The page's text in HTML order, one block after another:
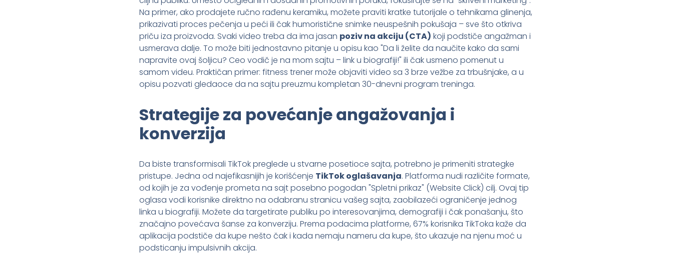
Na primer, ako prodajete ručno rađenu keramiku, možete praviti kratke tutorijale o tehnikama glinenja,
prikazivati proces pečenja u peći ili čak humoristične snimke neuspešnih pokušaja – sve što otkriva
priču iza proizvoda. Svaki video treba da ima jasan poziv na akciju (CTA) koji podstiče angažman i
usmerava dalje. To može biti jednostavno pitanje u opisu kao "Da li želite da naučite kako da sami
napravite ovaj šoljicu? Ceo vodič je na mom sajtu – link u biografiji!" ili čak usmeno pomenut u
samom videu. Praktičan primer: fitness trener može objaviti video sa 3 brze vežbe za trbušnjake, a u
opisu pozvati gledaoce da na sajtu preuzmu kompletan 30-dnevni program treninga.
Strategije za povećanje angažovanja i
konverzija
Da biste transformisali TikTok preglede u stvarne posetioce sajta, potrebno je primeniti strategke
pristupe. Jedna od najefikasnijih je korišćenje TikTok oglašavanja. Platforma nudi različite formate,
od kojih je za vođenje prometa na sajt posebno pogodan "Spletni prikaz" (Website Click) cilj. Ovaj tip
oglasa vodi korisnike direktno na odabranu stranicu vašeg sajta, zaobilazeći ograničenje jednog
linka u biografiji. Možete da targetirate publiku po interesovanjima, demografiji i čak ponašanju, što
značajno povećava šanse za konverziju. Prema podacima platforme, 67% korisnika TikToka kaže da
aplikacija podstiče da kupe nešto čak i kada nemaju nameru da kupe, što ukazuje na njenu moć u
podsticanju impulsivnih akcija.